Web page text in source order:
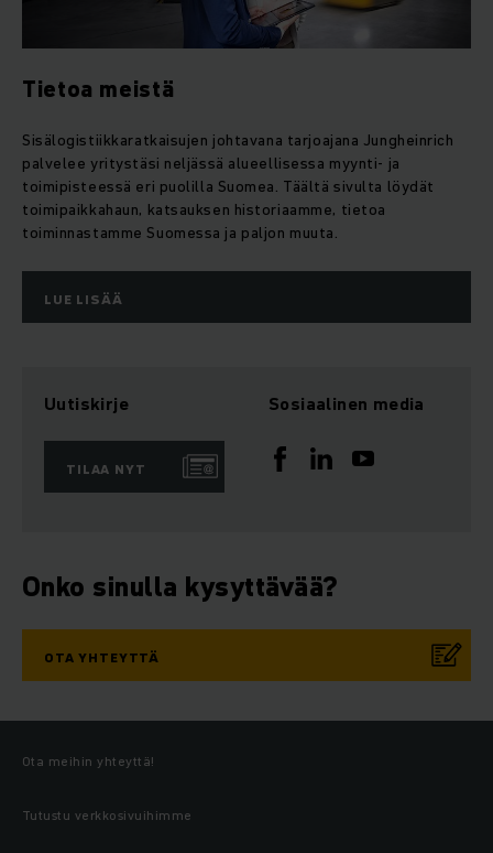
Tietoa meistä
Sisälogistiikkaratkaisujen johtavana tarjoajana Jungheinrich
palvelee yritystäsi neljässä alueellisessa myynti- ja
toimipisteessä eri puolilla Suomea. Täältä sivulta löydät
toimipaikkahaun, katsauksen historiaamme, tietoa
toiminnastamme Suomessa ja paljon muuta.
LUE LISÄÄ
Uutiskirje
TILAA NYT
Sosiaalinen media
Onko sinulla kysyttävää?
OTA YHTEYTTÄ
Ota meihin yhteyttä!
Tutustu verkkosivuihimme